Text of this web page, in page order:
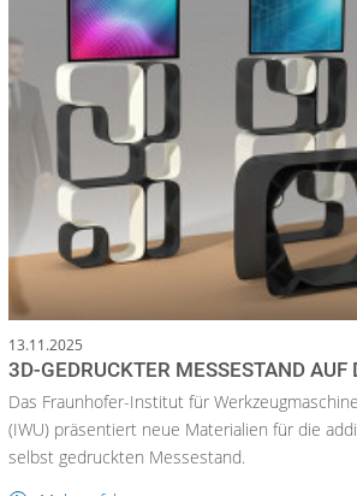
13.11.2025
3D-GEDRUCKTER MESSESTAND AUF
Das Fraunhofer-Institut für
(IWU) präsentiert neue Materialien für die
selbst gedruckten Messestand.